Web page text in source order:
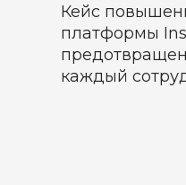
Кейс
платформы
каждый